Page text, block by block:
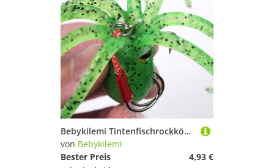
Bebykilemi Tintenfischrockköder, 21 g, 110 mm, Silikon, Oktopusrock, weicher Köder, künstlich, Salzwasser, Meeresangeln, Ausrüstung für Barsch, Wels, Raubfisch, leuchtend (grün)
von Bebykilemi
Bester Preis
4,93 €